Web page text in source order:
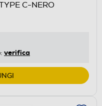
C-NERO
verifica